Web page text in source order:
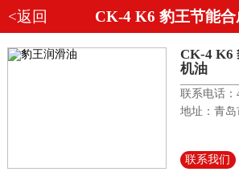
<返回 CK-4 K6 豹王节能合
CK-4 K6
机油
联系电话：
地址：青岛
联系我们